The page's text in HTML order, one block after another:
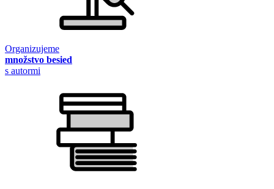
Organizujeme
množstvo besied
s autormi